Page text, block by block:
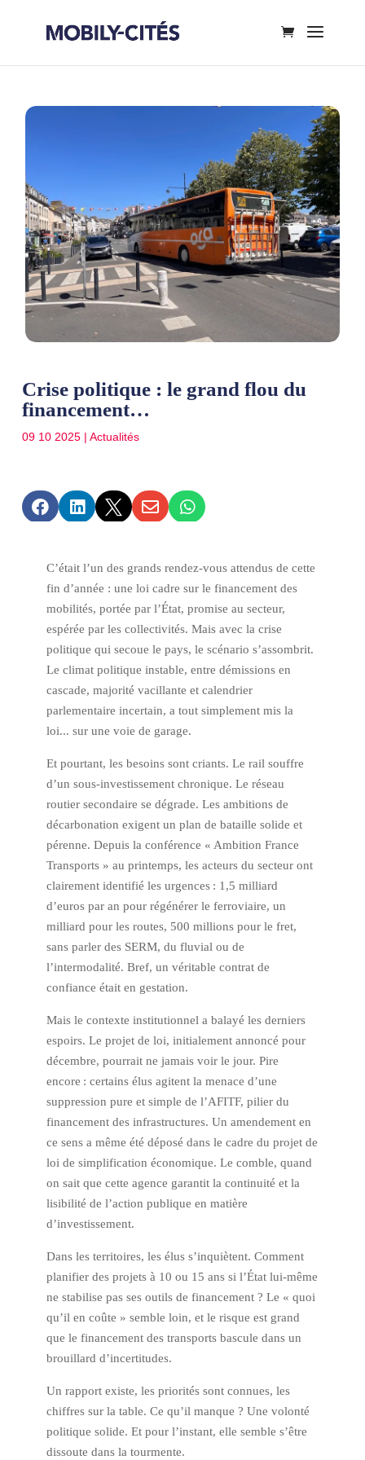
Crise politique : le grand flou du
financement…
09 10 2025| Actualités
    
C’était l’un des grands rendez-vous attendus de cette
fin d’année : une loi cadre sur le financement des
mobilités, portée par l’État, promise au secteur,
espérée par les collectivités. Mais avec la crise
politique qui secoue le pays, le scénario s’assombrit.
Le climat politique instable, entre démissions en
cascade, majorité vacillante et calendrier
parlementaire incertain, a tout simplement mis la
loi... sur une voie de garage.
Et pourtant, les besoins sont criants. Le rail souffre
d’un sous-investissement chronique. Le réseau
routier secondaire se dégrade. Les ambitions de
décarbonation exigent un plan de bataille solide et
pérenne. Depuis la conférence « Ambition France
Transports » au printemps, les acteurs du secteur ont
clairement identifié les urgences : 1,5 milliard
d’euros par an pour régénérer le ferroviaire, un
milliard pour les routes, 500 millions pour le fret,
sans parler des SERM, du fluvial ou de
l’intermodalité. Bref, un véritable contrat de
confiance était en gestation.
Mais le contexte institutionnel a balayé les derniers
espoirs. Le projet de loi, initialement annoncé pour
décembre, pourrait ne jamais voir le jour. Pire
encore : certains élus agitent la menace d’une
suppression pure et simple de l’AFITF, pilier du
financement des infrastructures. Un amendement en
ce sens a même été déposé dans le cadre du projet de
loi de simplification économique. Le comble, quand
on sait que cette agence garantit la continuité et la
lisibilité de l’action publique en matière
d’investissement.
Dans les territoires, les élus s’inquiètent. Comment
planifier des projets à 10 ou 15 ans si l’État lui-même
ne stabilise pas ses outils de financement ? Le « quoi
qu’il en coûte » semble loin, et le risque est grand
que le financement des transports bascule dans un
brouillard d’incertitudes.
Un rapport existe, les priorités sont connues, les
chiffres sur la table. Ce qu’il manque ? Une volonté
politique solide. Et pour l’instant, elle semble s’être
dissoute dans la tourmente.